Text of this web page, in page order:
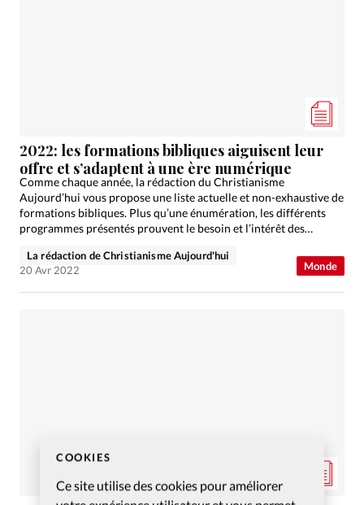
COOKIES
Ce site utilise des cookies pour améliorer
Monde
2022: les formations bibliques aiguisent leur
offre et s’adaptent à une ère numérique
Comme chaque année, la rédaction du Christianisme
Aujourd’hui vous propose une liste actuelle et non-exhaustive de
formations bibliques. Plus qu’une énumération, les différents
programmes présentés prouvent le besoin et l’intérêt des
La rédaction de Christianisme Aujourd'hui
20 Avr 2022